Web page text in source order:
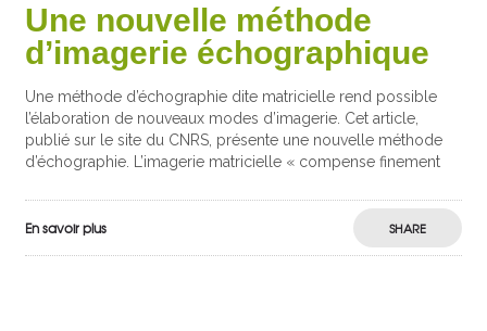
Une nouvelle méthode
d’imagerie échographique
Une méthode d’échographie dite matricielle rend possible
l’élaboration de nouveaux modes d’imagerie. Cet article,
publié sur le site du CNRS, présente une nouvelle méthode
d’échographie. L’imagerie matricielle « compense finement
En savoir plus SHARE